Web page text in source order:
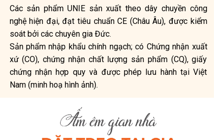
Các sản phẩm UNIE sản xuất theo dây chuyền công
nghệ hiện đại, đạt tiêu chuẩn CE (Châu Âu), được kiểm
soát bởi các chuyên gia Đức.
Sản phẩm nhập khẩu chính ngạch; có Chứng nhận xuất
xứ (CO), chứng nhận chất lượng sản phẩm (CQ), giấy
chứng nhận hợp quy và được phép lưu hành tại Việt
Nam (minh hoạ hình ảnh).